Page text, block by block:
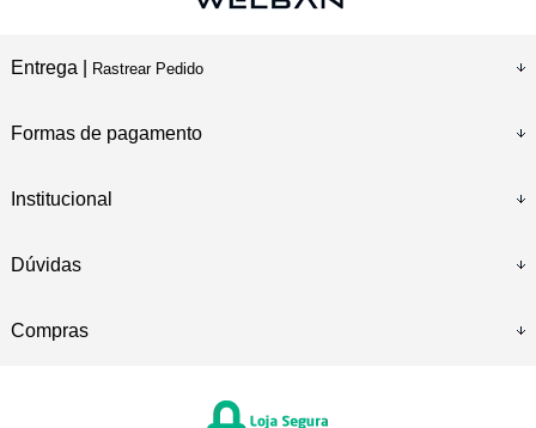
Entrega | Rastrear Pedido
Formas de pagamento
Institucional
Dúvidas
Compras